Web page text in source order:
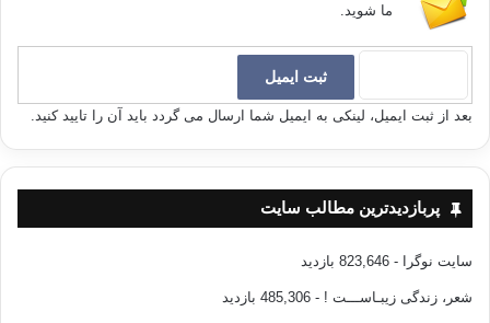
ما شوید.
بعد از ثبت ایمیل، لینکی به ایمیل شما ارسال می گردد باید آن را تایید کنید.
پربازدیدترین مطالب سایت
سایت نوگرا - 823,646 بازدید
شعر، زندگی زیبـاســـت ! - 485,306 بازدید